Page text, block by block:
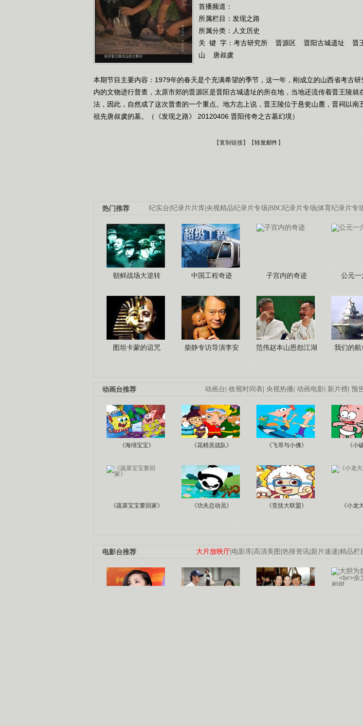
首播频道：
所属栏目： 发现之路
所属分类：人文历史
关 键 字： 考古研究所 晋源区 晋阳古城遗址 晋
山
唐叔虞
本期节目主要内容：1979年的春天是个充满希望的季节，这一年，刚成立的山西省考古
内的文物进行普查，太原市郊的晋源区是晋阳古城遗址的所在地，当地还流传着晋王陵就
法，因此，自然成了这次普查的一个重点。地方志上说，晋王陵位于悬瓮山麓，晋祠以南
祖先唐叔虞的墓。（《发现之路》 20120406 晋阳传奇之古墓幻境）
【复制链接】【转发邮件】
纪实台|纪录片片库|央视精品纪录片专场|BBC纪录片专场|体育纪录片专
热门推荐
朝鲜战场大逆转 中国工程奇迹 子宫内的奇迹 公元一
图坦卡蒙的诅咒 柴静专访导演李安 范伟赵本山恩怨江湖 我们的
动画台| 收视时间表| 央视热播| 动画电影| 新片榜| 预
动画台推荐
《海绵宝宝》 《花精灵战队》 《飞哥与小佛》 《小
《蔬菜宝宝要回家》 《功夫总动员》 《竞技大联盟》 《小龙
大片放映厅|电影库|高清美图 |热辣资讯|新片速递|精品栏
电影台推荐